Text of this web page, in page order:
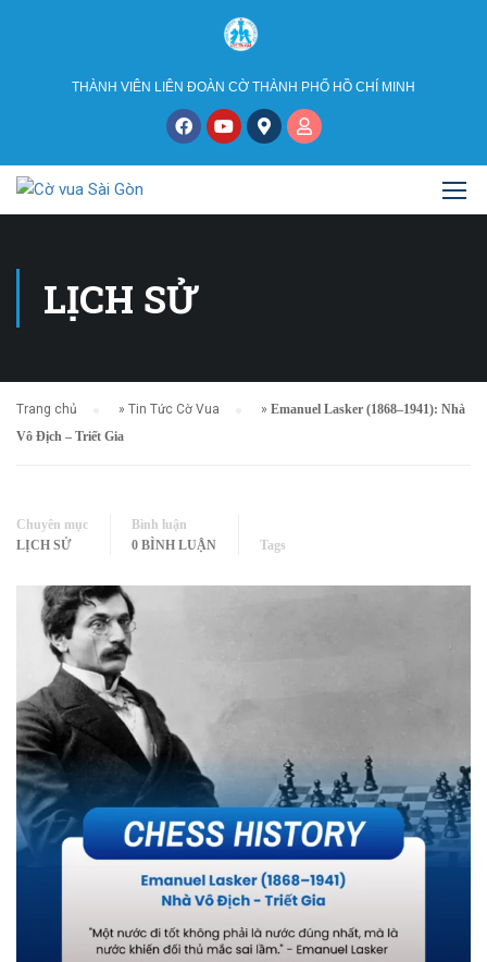
THÀNH VIÊN LIÊN ĐOÀN CỜ THÀNH PHỐ HỒ CHÍ MINH
LỊCH SỬ
Trang chủ » Tin Tức Cờ Vua » Emanuel Lasker (1868–1941): Nhà
Vô Địch – Triết Gia
Chuyên mục
LỊCH SỬ
Bình luận
0 BÌNH LUẬN
Tags